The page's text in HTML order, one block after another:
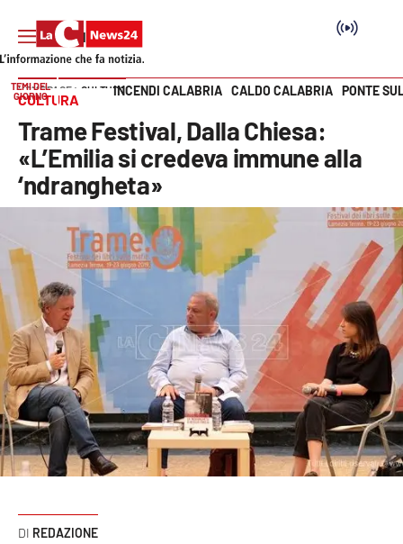
SEZIONI
Cronaca
Politica
Attualità
Economia e lavoro
Italia Mondo
Sanità
Sport
Vai
TEMI DEL
GIORNO
INCENDI CALABRIA CALDO CALABRIA PONTE
HOME PAGE CULTURA
CULTURA
Trame Festival, Dalla Chiesa:
«L’Emilia si credeva immune alla
‘ndrangheta»
REDAZIONE